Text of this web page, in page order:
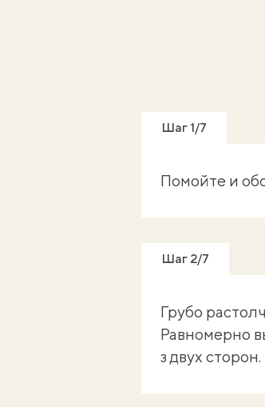
Шаг 1/7
Помойте и
Шаг 2/7
Грубо
Равномерно
з двух сторон.